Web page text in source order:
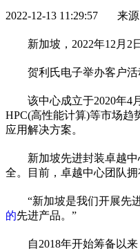
2022-12-13 11:29:57 来
新加坡，2022年12月2日
贺利氏电子举办客户
该中心成立于2020年4
HPC(高性能计算)等市场趋
应用解决方案。
新加坡先进封装卓越
全。目前，卓越中心团队拥
“新加坡是我们开展先
的先进产品。”
自2018年开始筹备以